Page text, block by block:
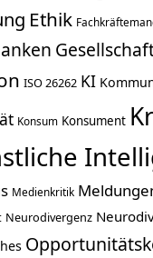
Ethik
ISO 26262 KI
Konsum Konsument
Medienkritik
Neurodivergenz